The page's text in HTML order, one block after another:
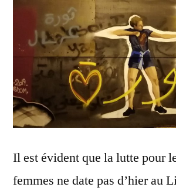
Il est évident que la lutte pour
femmes ne date pas d’hier au